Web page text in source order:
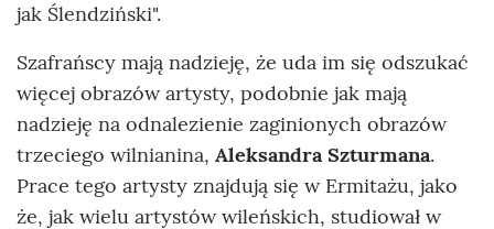
jak Ślendziński".
Szafrańscy mają nadzieję, że uda im się odszukać
więcej obrazów artysty, podobnie jak mają
nadzieję na odnalezienie zaginionych obrazów
trzeciego wilnianina, Aleksandra Szturmana.
Prace tego artysty znajdują się w Ermitażu, jako
że, jak wielu artystów wileńskich, studiował w